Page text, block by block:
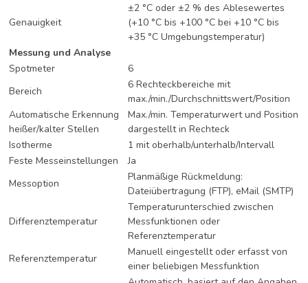
Genauigkeit
±2 °C oder ±2 % des Ablesewertes
(+10 °C bis +100 °C bei +10 °C bis
+35 °C Umgebungstemperatur)
Messung und Analyse
Spotmeter
6
Bereich
6 Rechteckbereiche mit
max./min./Durchschnittswert/Position
Automatische Erkennung
heißer/kalter Stellen
Max./min. Temperaturwert und Position
dargestellt in Rechteck
Isotherme
1 mit oberhalb/unterhalb/Intervall
Feste Messeinstellungen
Ja
Messoption
Planmäßige Rückmeldung:
Dateiübertragung (FTP), eMail (SMTP)
Differenztemperatur
Temperaturunterschied zwischen
Messfunktionen oder
Referenztemperatur
Referenztemperatur
Manuell eingestellt oder erfasst von
einer beliebigen Messfunktion